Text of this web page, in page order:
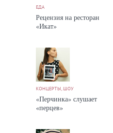
ЕДА
Рецензия на ресторан
«Икат»
КОНЦЕРТЫ, ШОУ
«Перчинка» слушает
«перцев»